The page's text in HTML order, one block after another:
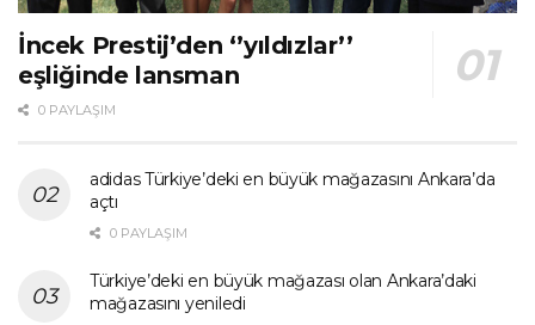
İncek Prestij’den ‘’yıldızlar’’
eşliğinde lansman
0 PAYLAŞIM
adidas Türkiye’deki en büyük mağazasını Ankara’da
açtı
0 PAYLAŞIM
Türkiye’deki en büyük mağazası olan Ankara’daki
mağazasını yeniledi